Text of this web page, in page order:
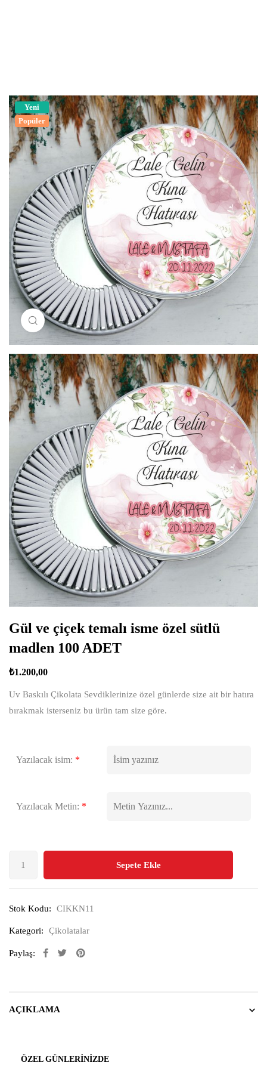
Yeni
Popüler
Resimi büyütmek için tıklayın
Gül ve çiçek temalı isme özel sütlü
madlen 100 ADET
₺1.200,00
Uv Baskılı Çikolata Sevdiklerinize özel günlerde size ait bir hatıra
bırakmak isterseniz bu ürün tam size göre.
Yazılacak isim: *
Yazılacak Metin: *
Sepete Ekle
Stok Kodu: CIKKN11
Kategori: Çikolatalar
Paylaş:
AÇIKLAMA
ÖZEL GÜNLERINIZDE